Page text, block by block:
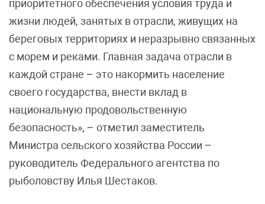
приоритетного обеспечения условия труда и
жизни людей, занятых в отрасли, живущих на
береговых территориях и неразрывно связанных
с морем и реками. Главная задача отрасли в
каждой стране – это накормить население
своего государства, внести вклад в
национальную продовольственную
безопасность», – отметил заместитель
Министра сельского хозяйства России –
руководитель Федерального агентства по
рыболовству Илья Шестаков.